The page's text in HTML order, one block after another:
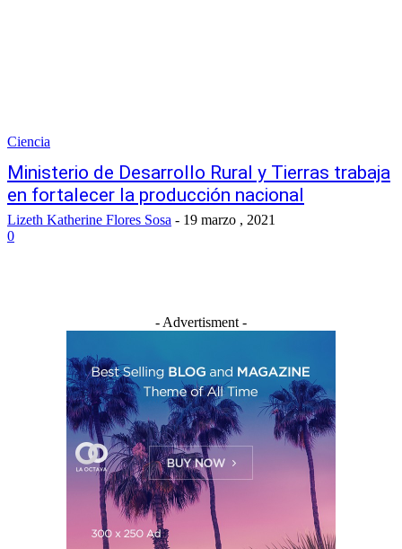
Ciencia
Ministerio de Desarrollo Rural y Tierras trabaja
en fortalecer la producción nacional
Lizeth Katherine Flores Sosa - 19 marzo , 2021
0
- Advertisment -